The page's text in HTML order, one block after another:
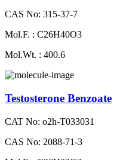
CAS No: 315-37-7
Mol.F. : C26H40O3
Mol.Wt. : 400.6
Testosterone Benzoate
CAT No: o2h-T033031
CAS No: 2088-71-3